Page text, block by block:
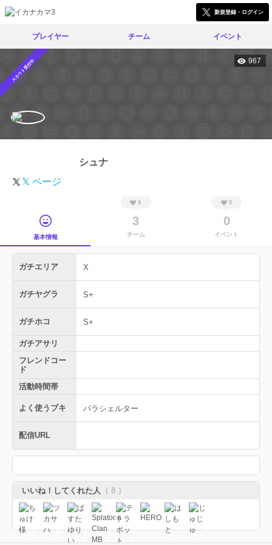
新規登録・ログイン
プレイヤー チーム イベント
スカウト受付中 967
シュナ
𝕏 ページ
基本情報
8
3
チーム
0
0
イベント
ガチエリア X
ガチヤグラ S+
ガチホコ S+
ガチアサリ
フレンドコー
ド
活動時間帯
よく使うブキ パラシェルター
配信URL
いいね！してくれた人 （ 8 ）